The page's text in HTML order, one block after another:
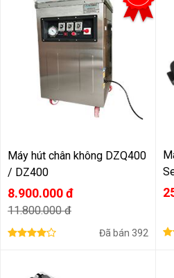
Máy hút chân không DZQ400
/ DZ400
8.900.000 đ
11.800.000 đ
Đã bán 392